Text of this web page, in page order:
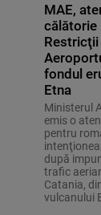
MAE,
călătorie
fondul
Etna
Ministerul
emis o
pentru
după
trafic
Catania,
vulcanului